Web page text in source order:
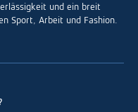
und ein breit
Sport, Arbeit und Fashion.